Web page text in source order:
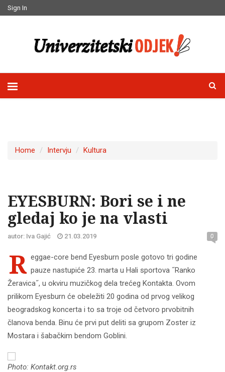
Sign In
Home Intervju Kultura
EYESBURN: Bori se i ne
gledaj ko je na vlasti
autor: Iva Gajić 21.03.2019 0
R eggae-core bend Eyesburn posle gotovo tri godine
pauze nastupiće 23. marta u Hali sportova ˝Ranko
Žeravica˝, u okviru muzičkog dela trećeg Kontakta. Ovom
prilikom Eyesburn će obeležiti 20 godina od prvog velikog
beogradskog koncerta i to sa troje od četvoro prvobitnih
članova benda. Binu će prvi put deliti sa grupom Zoster iz
Mostara i šabačkim bendom Goblini.
Photo: Kontakt.org.rs